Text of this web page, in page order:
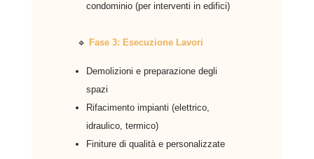
condominio (per interventi in edifici)
🔹 Fase 3: Esecuzione Lavori
Demolizioni e preparazione degli
spazi
Rifacimento impianti (elettrico,
idraulico, termico)
Finiture di qualità e personalizzate